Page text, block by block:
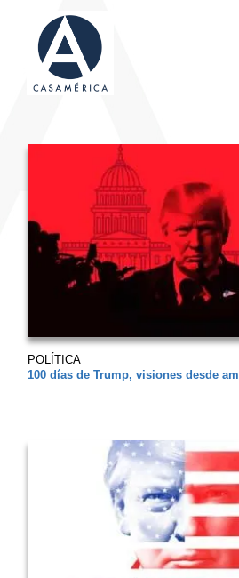
POLÍTICA
100 días de Trump, visiones desde